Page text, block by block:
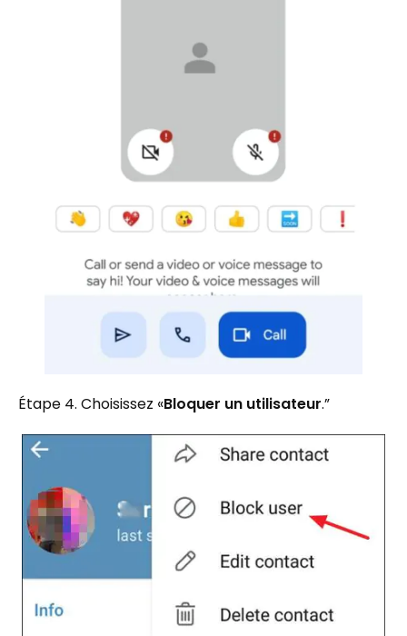
Étape 4. Choisissez «Bloquer un utilisateur.”